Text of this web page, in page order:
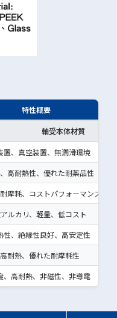
特性概要
軸受本体材質
置、真空装置、無潤滑環境
高耐熱性、優れた耐薬品性
摩耗、コストパフォーマンス良好
ルカリ、軽量、低コスト
性、絶縁性良好、高安定性
耐熱、優れた耐摩耗性
、高耐熱、非磁性、非導電